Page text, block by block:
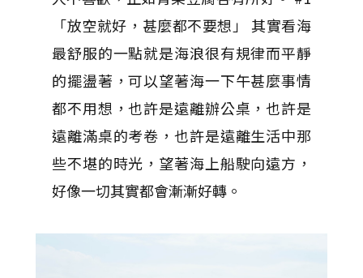
「放空就好，甚麼都不要想」 其實看海
最舒服的一點就是海浪很有規律而平靜
的擺盪著，可以望著海一下午甚麼事情
都不用想，也許是遠離辦公桌，也許是
遠離滿桌的考卷，也許是遠離生活中那
些不堪的時光，望著海上船駛向遠方，
好像一切其實都會漸漸好轉。